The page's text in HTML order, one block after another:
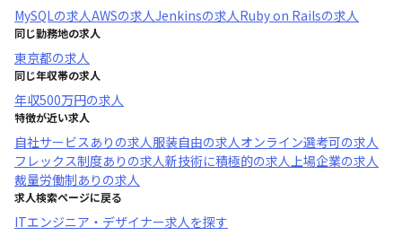
MySQLの求人AWSの求人Jenkinsの求人Ruby on Railsの求人
同じ勤務地の求人
東京都の求人
同じ年収帯の求人
年収500万円の求人
特徴が近い求人
自社サービスあり の求人服装自由の求人オンライン選考可の求人
フレックス制度あり の求人新技術に積極的の求人上場企業の求人
裁量労働制あり の求人
求人検索ページに戻る
ITエンジニア・デザイナー求人を探す